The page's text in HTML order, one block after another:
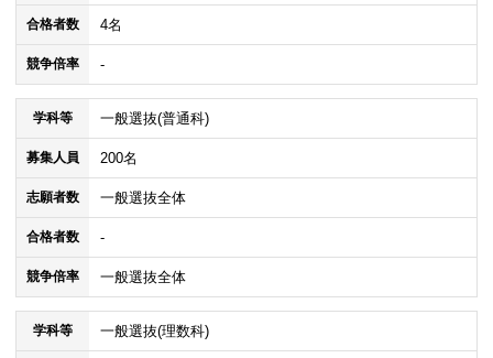
合格者数 4名
競争倍率 -
学科等 一般選抜(普通科)
募集人員 200名
志願者数 一般選抜全体
合格者数 -
競争倍率 一般選抜全体
学科等 一般選抜(理数科)